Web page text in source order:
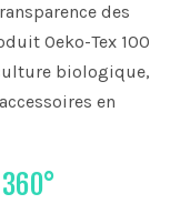
des
Oeko-Tex 100
biologique,
en
360°